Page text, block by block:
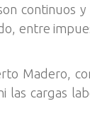
continuos
entre
Madero,
cargas